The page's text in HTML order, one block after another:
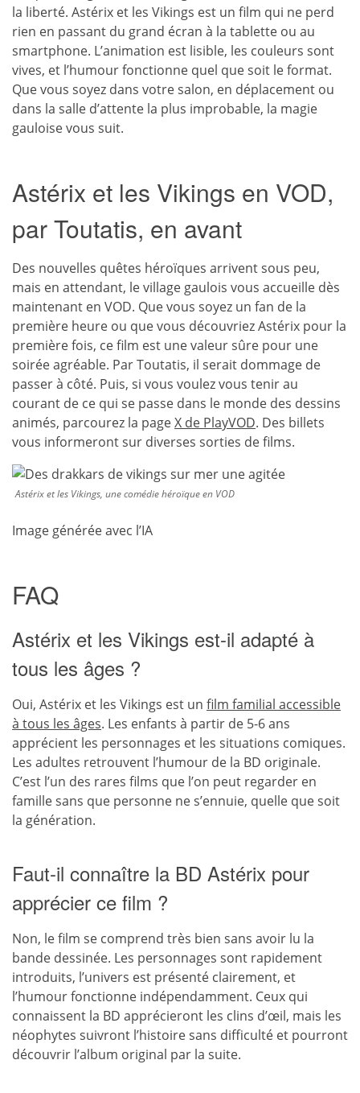
la liberté. Astérix et les Vikings est un film qui ne perd
rien en passant du grand écran à la tablette ou au
smartphone. L’animation est lisible, les couleurs sont
vives, et l’humour fonctionne quel que soit le format.
Que vous soyez dans votre salon, en déplacement ou
dans la salle d’attente la plus improbable, la magie
gauloise vous suit.
Astérix et les Vikings en VOD,
par Toutatis, en avant
Des nouvelles quêtes héroïques arrivent sous peu,
mais en attendant, le village gaulois vous accueille dès
maintenant en VOD. Que vous soyez un fan de la
première heure ou que vous découvriez Astérix pour la
première fois, ce film est une valeur sûre pour une
soirée agréable. Par Toutatis, il serait dommage de
passer à côté. Puis, si vous voulez vous tenir au
courant de ce qui se passe dans le monde des dessins
animés, parcourez la pageX de PlayVOD. Des billets
vous informeront sur diverses sorties de films.
Astérix et les Vikings, une comédie héroïque en VOD
Image générée avec l’IA
FAQ
Astérix et les Vikings est-il adapté à
tous les âges ?
Oui, Astérix et les Vikings est un film familial accessible
à tous les âges. Les enfants à partir de 5-6 ans
apprécient les personnages et les situations comiques.
Les adultes retrouvent l’humour de la BD originale.
C’est l’un des rares films que l’on peut regarder en
famille sans que personne ne s’ennuie, quelle que soit
la génération.
Faut-il connaître la BD Astérix pour
apprécier ce film ?
Non, le film se comprend très bien sans avoir lu la
bande dessinée. Les personnages sont rapidement
introduits, l’univers est présenté clairement, et
l’humour fonctionne indépendamment. Ceux qui
connaissent la BD apprécieront les clins d’œil, mais les
néophytes suivront l’histoire sans difficulté et pourront
découvrir l’album original par la suite.